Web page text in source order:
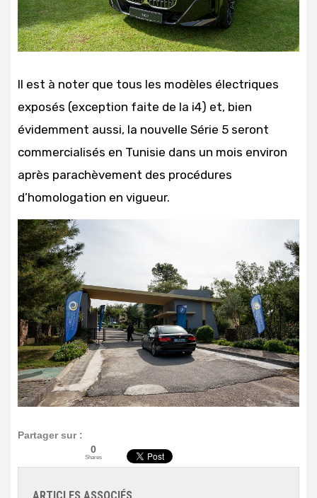
Il est à noter que tous les modèles électriques
exposés (exception faite de la i4) et, bien
évidemment aussi, la nouvelle Série 5 seront
commercialisés en Tunisie dans un mois environ
après parachèvement des procédures
d’homologation en vigueur.
Partager sur :
0
Shares